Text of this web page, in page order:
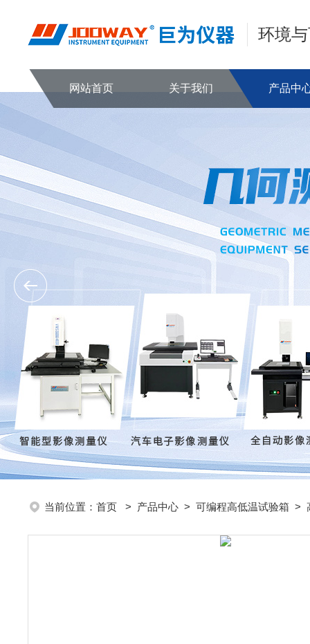
环境
网站首页 关于我们 产品中
当前位置： 首页 > 产品中心 > 可编程高低温试验箱 >